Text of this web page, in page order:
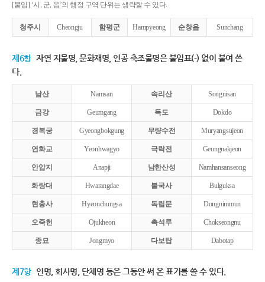
[붙임] ‘시, 군, 읍’의 행정 구역 단위는 생략할 수 있다.
청주시 Cheongju 함평군 Hampyeong 순창읍 Sunchang
제6항 자연 지물명, 문화재명, 인공 축조물명은 붙임표(-) 없이 붙여 쓴
다.
남산 Namsan 속리산 Songnisan
금강 Geumgang 독도 Dokdo
경복궁 Gyeongbokgung 무량수전 Muryangsujeon
연화교 Yeonhwagyo 극락전 Geungnakjeon
안압지 Anapji 남한산성 Namhansanseong
화랑대 Hwarangdae 불국사 Bulguksa
현충사 Hyeonchungsa 독립문 Dongnimmun
오죽헌 Ojukheon 촉석루 Chokseongnu
종묘 Jongmyo 다보탑 Dabotap
제7항 인명, 회사명, 단체명 등은 그동안 써 온 표기를 쓸 수 있다.